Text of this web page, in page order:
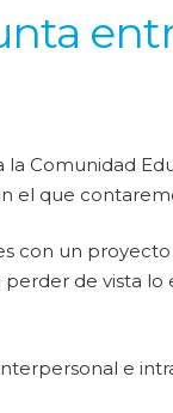
Comunidad
el que
con un
de vista lo
e